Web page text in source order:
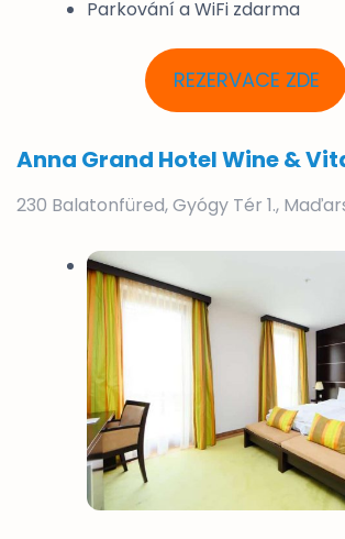
Parkování a WiFi zdarma
REZERVACE ZDE
Anna Grand Hotel Wine &
230 Balatonfüred, Gyógy Tér 1.,